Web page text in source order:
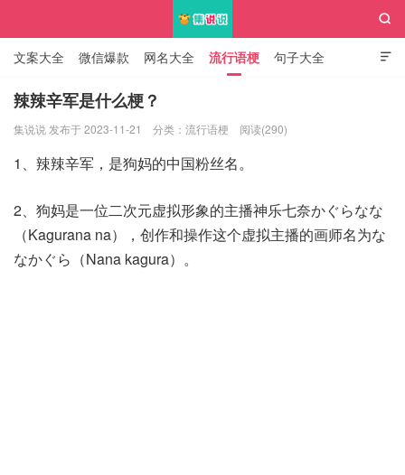

文案大全 微信爆款 网名大全 流行语梗 句子大全
知识大全

辣辣辛军是什么梗？
集说说 发布于 2023-11-21 分类： 流行语梗 阅读(290)
1、辣辣辛军，是狗妈的中国粉丝名。
2、狗妈是一位二次元虚拟形象的主播神乐七奈かぐらなな
（Kagurana na），创作和操作这个虚拟主播的画师名为な
なかぐら（Nana kagura）。